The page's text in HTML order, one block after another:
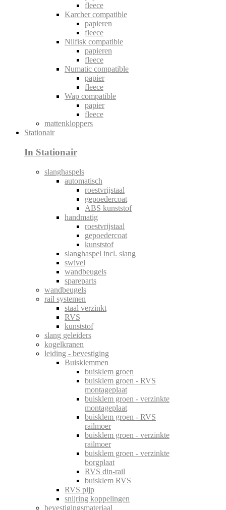
fleece
Karcher compatible
papieren
fleece
Nilfisk compatible
papieren
fleece
Numatic compatible
papier
fleece
Wap compatible
papier
fleece
mattenkloppers
Stationair
In Stationair
slanghaspels
automatisch
roestvrijstaal
gepoedercoat
ABS kunststof
handmatig
roestvrijstaal
gepoedercoat
kunststof
slanghaspel incl. slang
swivel
wandbeugels
spareparts
wandbeugels
rail systemen
staal verzinkt
RVS
kunststof
slang geleiders
kogelkranen
leiding - bevestiging
Buisklemmen
buisklem groen
buisklem groen - RVS
montageplaat
buisklem groen - verzinkte
montageplaat
buisklem groen - RVS
railmoer
buisklem groen - verzinkte
railmoer
buisklem groen - verzinkte
borgplaat
RVS din-rail
buisklem RVS
RVS pijp
snijring koppelingen
bevestigingsmateriaal